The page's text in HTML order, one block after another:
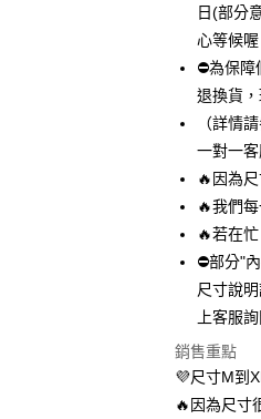
Apple Pay
街口支付
悠遊付
全盈+PAY
AFTEE先享
相關說明
【關於「
AFTEE先
便利好安心！
１．簡單：
２．便利：
【「AFTEE
付」結帳頁
ATM付款
運送方式
全家 取貨付
每筆
日(部分
心等候喔
⛔為保
退換貨
（詳情
一對一客
🔥因為
🔥我們
🔥若在
⛔部分"
尺寸說
上客服詢
銷售重點
💜尺寸M到
🔥因為尺寸